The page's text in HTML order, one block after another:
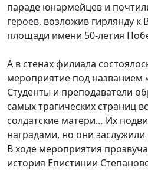
параде юнармейцев и
героев, возложив гирлянду к
площади имени 50-летия
А в стенах филиала
мероприятие под названием
Студенты и преподаватели
самых трагических страниц
солдатские матери… Их
наградами, но они
В ходе мероприятия
история Епистинии